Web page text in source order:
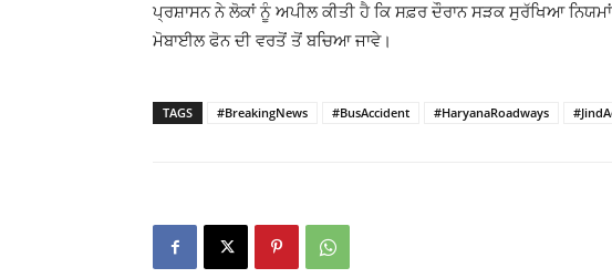
ਪ੍ਰਸ਼ਾਸਨ ਨੇ ਲੋਕਾਂ ਨੂੰ ਅਪੀਲ ਕੀਤੀ ਹੈ ਕਿ ਸਫ਼ਰ ਦੌਰਾਨ ਸੜਕ ਸੁਰੱਖਿਆ
ਮੋਬਾਈਲ ਫੋਨ ਦੀ ਵਰਤੋਂ ਤੋਂ ਬਚਿਆ ਜਾਵੇ।
TAGS #BreakingNews #BusAccident #HaryanaRoadways